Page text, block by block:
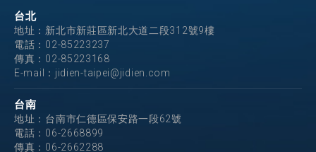
台北
地址：新北市新莊區新北大道二段312號9樓
電話： 02-85223237
傳真：02-85223168
E-mail： jidien-taipei@jidien.com
台南
地址：台南市仁德區保安路一段62號
電話： 06-2668899
傳真：06-2662288